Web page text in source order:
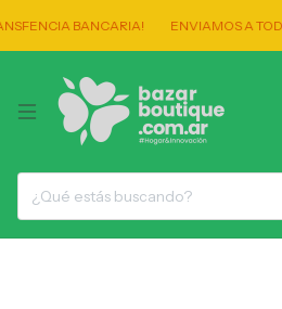
BANCARIA! ENVIAMOS A TODO